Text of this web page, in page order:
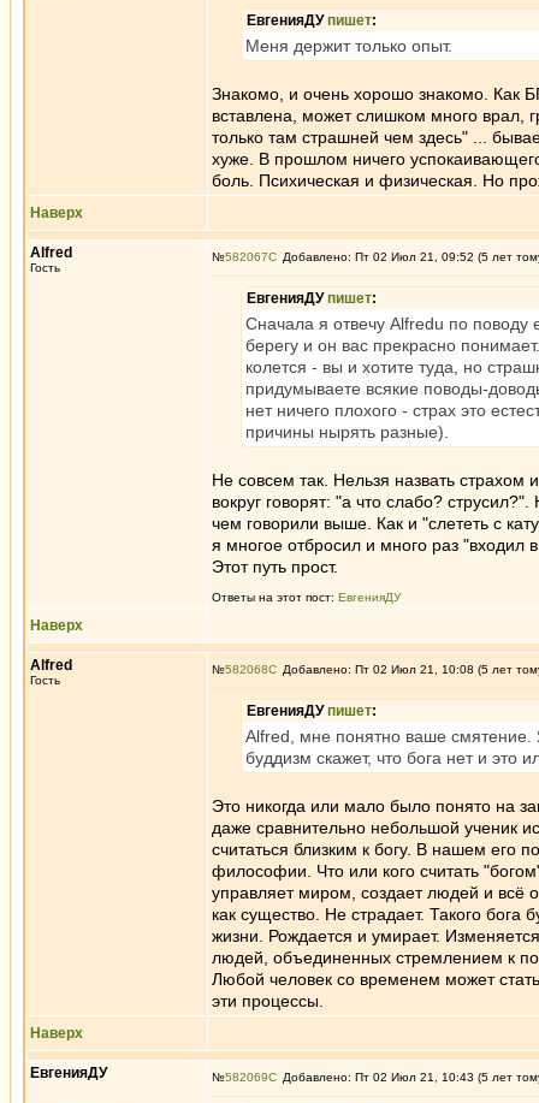
ЕвгенияДУпишет:
Меня держит только опыт.
Знакомо, и очень хорошо знакомо. Как
вставлена, может слишком много врал,
только там страшней чем здесь" ...
хуже. В прошлом ничего
боль. Психическая и физическая. Но
Наверх
Alfred
Гость
№582067 Добавлено: Пт 02 Июл 21, 09:52 (5 лет
ЕвгенияДУпишет:
Сначала я отвечу Alfredu по
берегу и он вас прекрасно
колется - вы и хотите туда, но
придумываете всякие поводы-
нет ничего плохого - страх это
причины нырять разные).
Не совсем так. Нельзя назвать
вокруг говорят: "а что слабо?
чем говорили выше. Как и "слететь с
я многое отбросил и много раз "входил
Этот путь прост.
Ответы на этот пост: ЕвгенияДУ
Наверх
Alfred
Гость
№582068 Добавлено: Пт 02 Июл 21, 10:08 (5 лет
ЕвгенияДУпишет:
Alfred, мне понятно ваше смятение.
буддизм скажет, что бога нет и это
Это никогда или мало было понято на
даже сравнительно небольшой ученик
считаться близким к богу. В нашем его
философии. Что или кого считать
управляет миром, создает людей и всё
как существо. Не страдает. Такого бога
жизни. Рождается и умирает.
людей, объединенных стремлением к
Любой человек со временем может
эти процессы.
Наверх
ЕвгенияДУ №582069 Добавлено: Пт 02 Июл 21, 10:43 (5 лет